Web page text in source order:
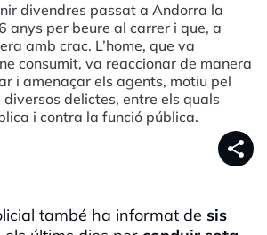
divendres passat a Andorra la
anys per beure al carrer i que, a
amb crac. L’home, que va
consumit, va reaccionar de manera
i amenaçar els agents, motiu pel
diversos delictes, entre els quals
i contra la funció pública.
share
també ha informat de sis